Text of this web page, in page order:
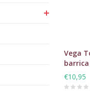
Vega
barrica
€10,95